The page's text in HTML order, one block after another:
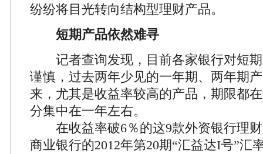
纷纷将目光转向结构型理财产品。
短期产品依然难寻
记者查询发现，目前各家银行对短期
谨慎，过去两年少见的一年期、两年期
来，尤其是收益率较高的产品，期限都
分集中在一年左右。
在收益率破6％的这9款外资银行理财
商业银行的2012年第20期“汇益达I号”汇